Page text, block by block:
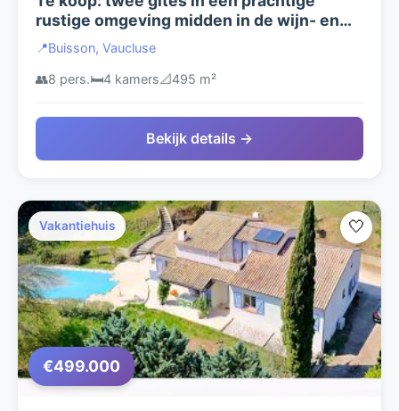
rustige omgeving midden in de wijn- en
olijfgaarden vlakbij Villedieu en de Mont
Ventoux
📍Buisson, Vaucluse
👥8 pers.🛏️4 kamers📐495 m²
Bekijk details →
Vakantiehuis
€499.000
🤍